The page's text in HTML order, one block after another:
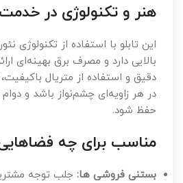
هنر و تکنولوژی در
بالایی دارد و مصرف برق بهینه‌ای
دقیق و استفاده از متریال
در هر زاویه‌ای چشم‌نواز باشد و
حفظ شود.
مناسب برای چه
بستنی فروشی ها: جلب توجه